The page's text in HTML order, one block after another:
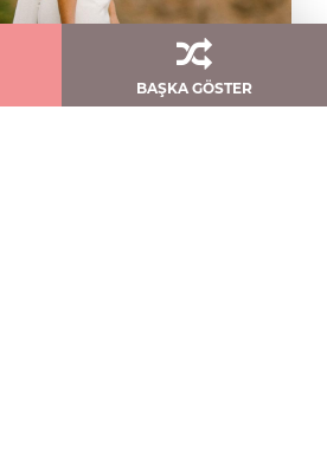
BAŞKA GÖSTER